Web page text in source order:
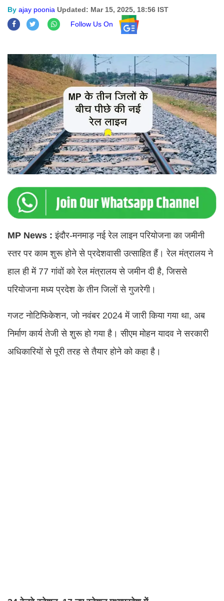
By ajay poonia Updated: Mar 15, 2025, 18:56 IST
Follow Us On
MP News : इंदौर-मनमाड़ नई रेल लाइन परियोजना का जमीनी
स्तर पर काम शुरू होने से प्रदेशवासी उत्साहित हैं। रेल मंत्रालय ने
हाल ही में 77 गांवों को रेल मंत्रालय से जमीन दी है, जिससे
परियोजना मध्य प्रदेश के तीन जिलों से गुजरेगी।
गजट नोटिफिकेशन, जो नवंबर 2024 में जारी किया गया था, अब
निर्माण कार्य तेजी से शुरू हो गया है। सीएम मोहन यादव ने सरकारी
अधिकारियों से पूरी तरह से तैयार होने को कहा है।